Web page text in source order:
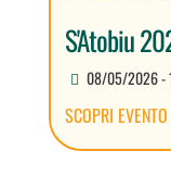
S'Atobiu
08/05/2026 -
SCOPRI EVENTO